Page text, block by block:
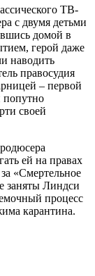
ТВ-
с двумя детьми
домой в
герой даже
наводить
правосудия
– первой
попутно
своей
ей на правах
«Смертельное
заняты Линдси
процесс
карантина.